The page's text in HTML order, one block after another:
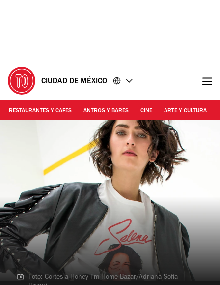
CIUDAD DE MÉXICO
RESTAURANTES Y CAFES ANTROS Y BARES CINE ARTE Y CULTURA
Foto: Cortesía Honey I'm Home Bazar/Adriana Sofía